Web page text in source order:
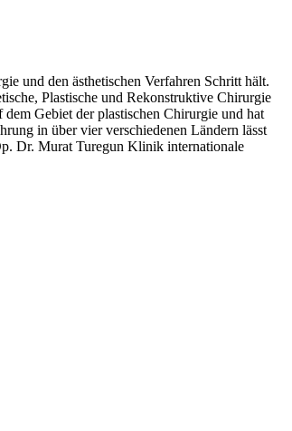
und den ästhetischen Verfahren Schritt hält.
Plastische und Rekonstruktive Chirurgie
Gebiet der plastischen Chirurgie und hat
in über vier verschiedenen Ländern lässt
Dr. Murat Turegun Klinik internationale